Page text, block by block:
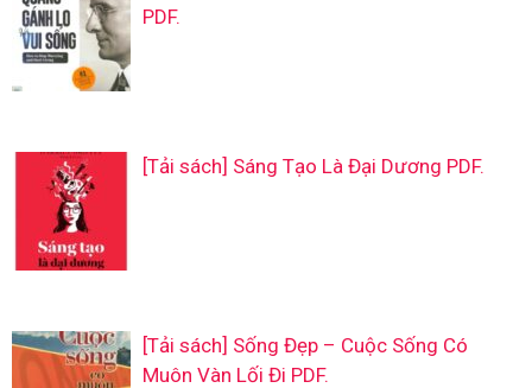
PDF.
[Tải sách] Sáng Tạo Là Đại Dương PDF.
[Tải sách] Sống Đẹp – Cuộc Sống Có
Muôn Vàn Lối Đi PDF.